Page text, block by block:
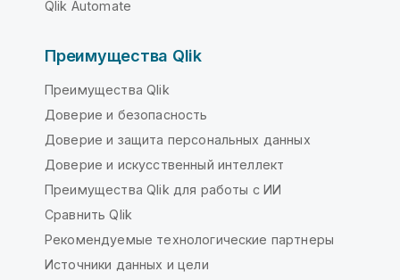
Qlik Automate
Преимущества Qlik
Преимущества Qlik
Доверие и безопасность
Доверие и защита персональных данных
Доверие и искусственный интеллект
Преимущества Qlik для работы с ИИ
Сравнить Qlik
Рекомендуемые технологические партнеры
Источники данных и цели